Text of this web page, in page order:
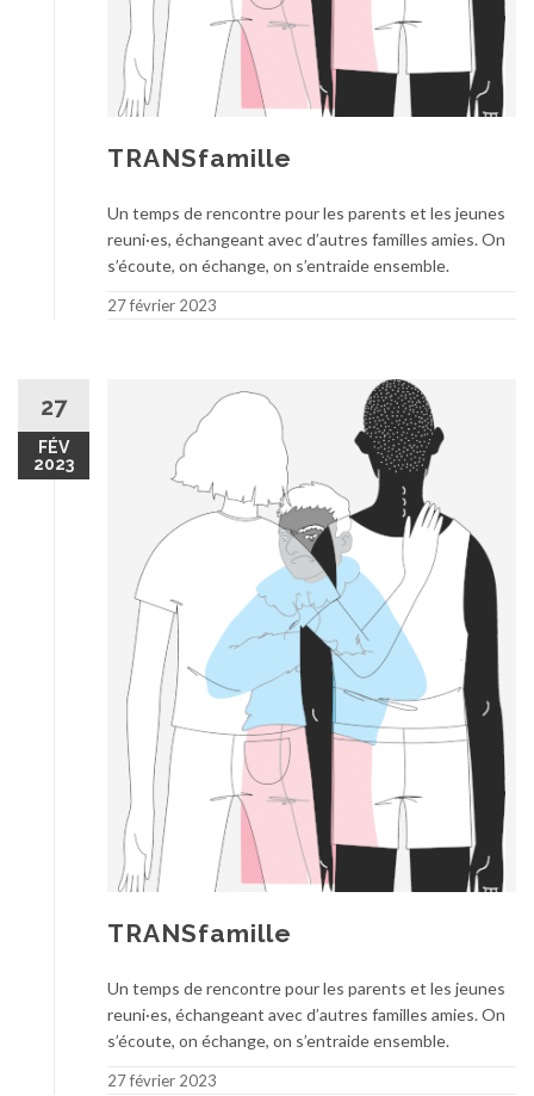
TRANSfamille
Un temps de rencontre pour les parents et les jeunes
reuni·es, échangeant avec d’autres familles amies. On
s’écoute, on échange, on s’entraide ensemble.
27 février 2023
27
FÉV
2023
TRANSfamille
Un temps de rencontre pour les parents et les jeunes
reuni·es, échangeant avec d’autres familles amies. On
s’écoute, on échange, on s’entraide ensemble.
27 février 2023